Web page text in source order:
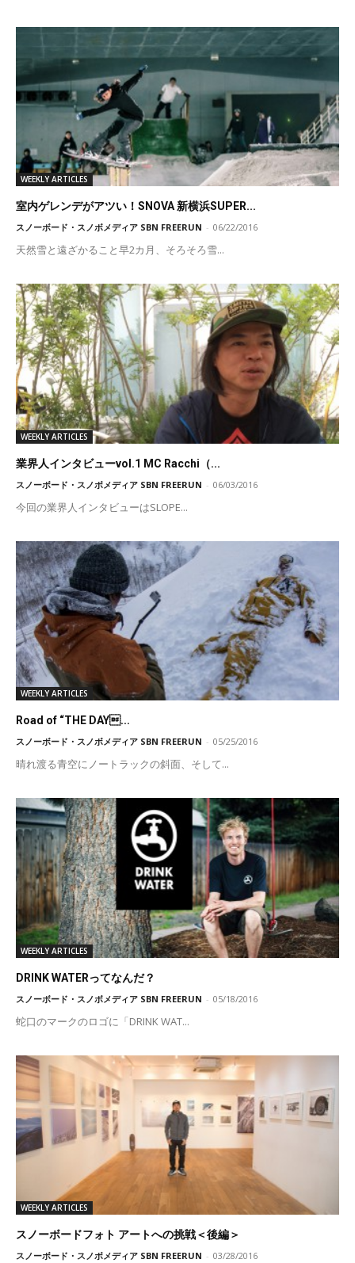
WEEKLY ARTICLES
室内ゲレンデがアツい！SNOVA 新横浜SUPER...
スノーボード・スノボメディア SBN FREERUN - 06/22/2016
天然雪と遠ざかること早2カ月、そろそろ雪...
WEEKLY ARTICLES
業界人インタビューvol.1 MC Racchi（...
スノーボード・スノボメディア SBN FREERUN - 06/03/2016
今回の業界人インタビューはSLOPE...
WEEKLY ARTICLES
Road of “THE DAY...
スノーボード・スノボメディア SBN FREERUN - 05/25/2016
晴れ渡る青空にノートラックの斜面、そして...
WEEKLY ARTICLES
DRINK WATERってなんだ？
スノーボード・スノボメディア SBN FREERUN - 05/18/2016
蛇口のマークのロゴに「DRINK WAT...
WEEKLY ARTICLES
スノーボードフォト アートへの挑戦＜後編＞
スノーボード・スノボメディア SBN FREERUN - 03/28/2016